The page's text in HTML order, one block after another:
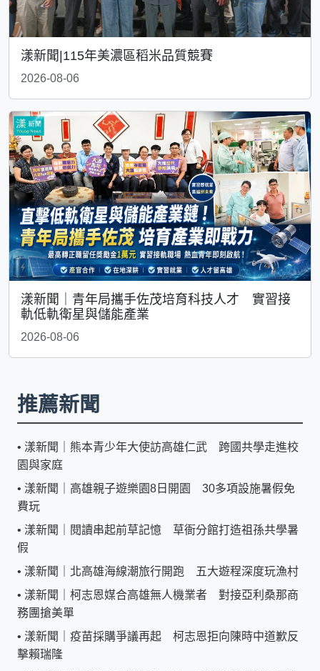
漾新聞|115年美濃區稻米品質競賽
2026-08-06
漾新聞｜青年局攜手佐茂培育科技人才 實習接
軌低軌衛星與儲能產業
2026-08-06
推薦新聞
• 漾新聞｜熊本青少年大使訪高雄仁武 跨國共學走進校
園與家庭
• 漾新聞｜高雄親子遊樂園8日開園 30多項設施暑假免
費玩
• 漾新聞｜閱讀串起前草記憶 草衙分館打造祖孫共學暑
假
• 漾新聞｜北高雄海線潮旅行開跑 五大遊程深度玩漁村
• 漾新聞｜柯志恩媒合高雄無人機業者 對接亞利桑那商
務團搶美單
• 漾新聞｜疫苗採購爭議再起 柯志恩拒向陳時中道歉反
擊賴瑞隆